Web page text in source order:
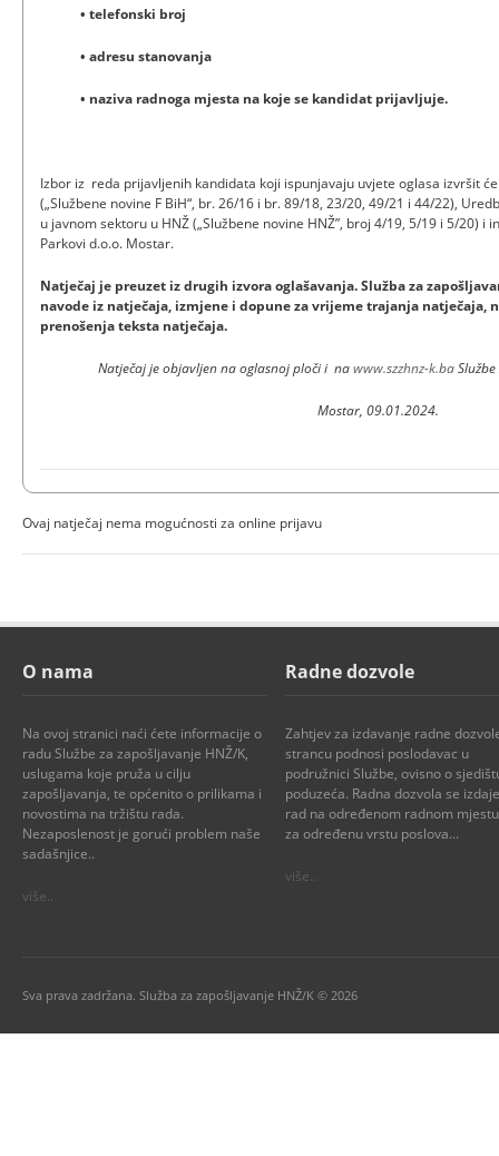
• telefonski broj
• adresu stanovanja
• naziva radnoga mjesta na koje se kandidat prijavljuje.
Izbor iz reda prijavljenih kandidata koji ispunjavaju uvjete oglasa izvršit
(„Službene novine F BiH“, br. 26/16 i br. 89/18, 23/20, 49/21 i 44/22),
u javnom sektoru u HNŽ („Službene novine HNŽ”, broj 4/19, 5/19 i 5/20) i
Parkovi d.o.o. Mostar.
Natječaj je preuzet iz drugih izvora oglašavanja. Služba za
navode iz natječaja, izmjene i dopune za vrijeme trajanja natječaja,
prenošenja teksta natječaja.
Natječaj je objavljen na oglasnoj ploči i nawww.szzhnz-k.ba
Mostar, 09.01.2024.
Ovaj natječaj nema mogućnosti za online prijavu
O nama
Na ovoj stranici naći ćete informacije o
radu Službe za zapošljavanje HNŽ/K,
uslugama koje pruža u cilju
zapošljavanja, te općenito o prilikama i
novostima na tržištu rada.
Nezaposlenost je gorući problem naše
sadašnjice..
više..
Radne dozvole
Zahtjev za izdavanje radne
strancu podnosi poslodavac u
podružnici Službe, ovisno o
poduzeća. Radna dozvola se
rad na određenom radnom
za određenu vrstu poslova...
više..
Sva prava zadržana. Služba za zapošljavanje HNŽ/K © 2026